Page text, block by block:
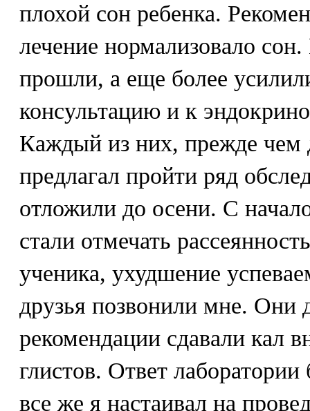
плохой сон ребенка.
лечение нормализовало
прошли, а еще более
консультацию и к
Каждый из них, прежде чем
предлагал пройти ряд
отложили до осени. С
стали отмечать
ученика, ухудшение
друзья позвонили мне. Они
рекомендации сдавали кал
глистов. Ответ
все же я настаивал на